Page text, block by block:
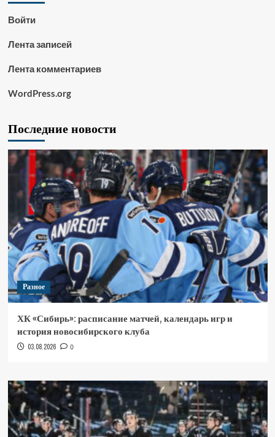
Войти
Лента записей
Лента комментариев
WordPress.org
Последние новости
Разное
ХК «Сибирь»: расписание матчей, календарь игр и
история новосибирского клуба
03.08.2026 0